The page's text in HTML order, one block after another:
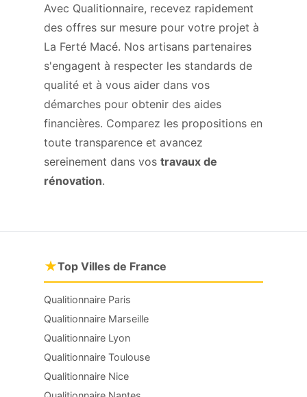
Avec Qualitionnaire, recevez rapidement
des offres sur mesure pour votre projet à
La Ferté Macé. Nos artisans partenaires
s'engagent à respecter les standards de
qualité et à vous aider dans vos
démarches pour obtenir des aides
financières. Comparez les propositions en
toute transparence et avancez
sereinement dans vos travaux de
rénovation.
★Top Villes de France
Qualitionnaire Paris
Qualitionnaire Marseille
Qualitionnaire Lyon
Qualitionnaire Toulouse
Qualitionnaire Nice